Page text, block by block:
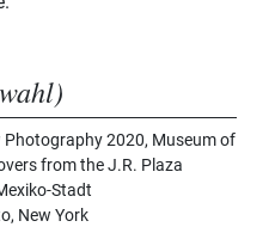
Photography 2020, Museum of
from the J.R. Plaza
Stadt
New York